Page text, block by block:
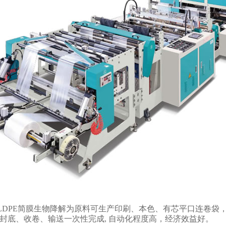
简膜生物降解为原料可生产印刷、本色、有芯平口连卷袋
底、收卷、输送一次性完成, 自动化程度高，经济效益好。